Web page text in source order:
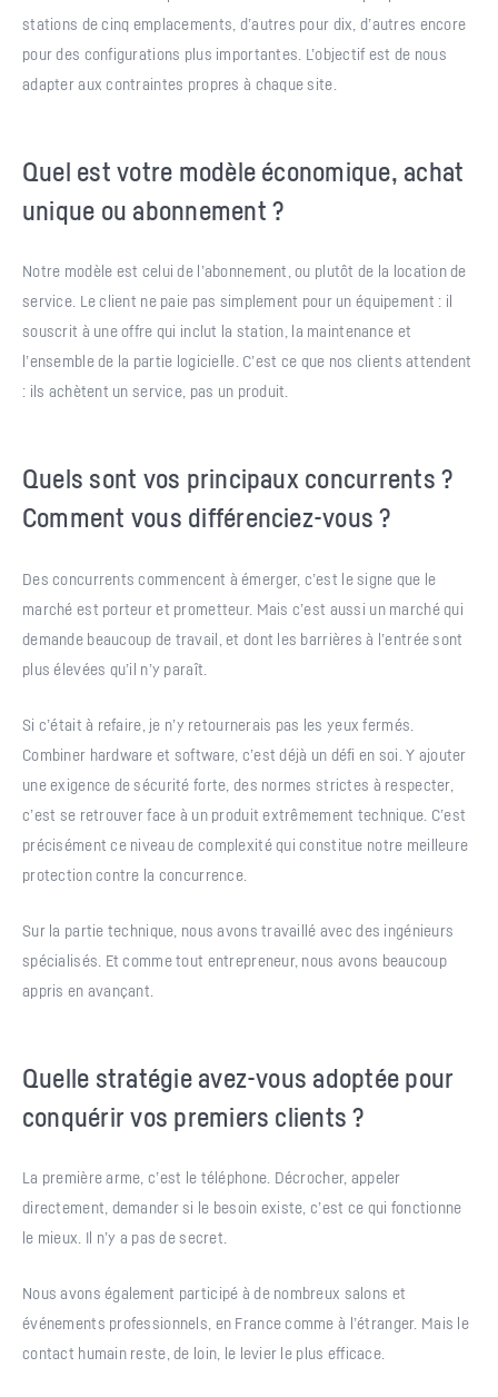
stations de cinq emplacements, d’autres pour dix, d’autres encore
pour des configurations plus importantes. L’objectif est de nous
adapter aux contraintes propres à chaque site.
Quel est votre modèle économique, achat
unique ou abonnement ?
Notre modèle est celui de l’abonnement, ou plutôt de la location de
service. Le client ne paie pas simplement pour un équipement : il
souscrit à une offre qui inclut la station, la maintenance et
l’ensemble de la partie logicielle. C’est ce que nos clients attendent
: ils achètent un service, pas un produit.
Quels sont vos principaux concurrents ?
Comment vous différenciez-vous ?
Des concurrents commencent à émerger, c’est le signe que le
marché est porteur et prometteur. Mais c’est aussi un marché qui
demande beaucoup de travail, et dont les barrières à l’entrée sont
plus élevées qu’il n’y paraît.
Si c’était à refaire, je n’y retournerais pas les yeux fermés.
Combiner hardware et software, c’est déjà un défi en soi. Y ajouter
une exigence de sécurité forte, des normes strictes à respecter,
c’est se retrouver face à un produit extrêmement technique. C’est
précisément ce niveau de complexité qui constitue notre meilleure
protection contre la concurrence.
Sur la partie technique, nous avons travaillé avec des ingénieurs
spécialisés. Et comme tout entrepreneur, nous avons beaucoup
appris en avançant.
Quelle stratégie avez-vous adoptée pour
conquérir vos premiers clients ?
La première arme, c’est le téléphone. Décrocher, appeler
directement, demander si le besoin existe, c’est ce qui fonctionne
le mieux. Il n’y a pas de secret.
Nous avons également participé à de nombreux salons et
événements professionnels, en France comme à l’étranger. Mais le
contact humain reste, de loin, le levier le plus efficace.